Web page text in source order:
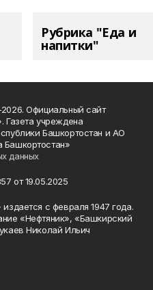
Рубрика "Еда и
напитки"
Официальный сайт
Газета учреждена
Башкортостан и АО
Башкортостан»
данных
от 19.05.2025
с февраля 1947 года.
«Нефтяник», «Башкирский
Николай Ильич